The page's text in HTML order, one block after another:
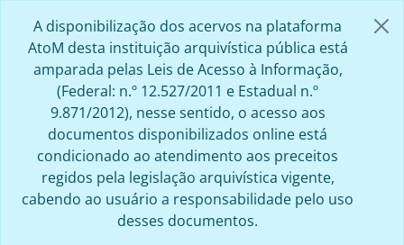
A disponibilização dos acervos na plataforma
AtoM desta instituição arquivística pública está
amparada pelas Leis de Acesso à Informação,
(Federal: n.º 12.527/2011 e Estadual n.º
9.871/2012), nesse sentido, o acesso aos
documentos disponibilizados online está
condicionado ao atendimento aos preceitos
regidos pela legislação arquivística vigente,
cabendo ao usuário a responsabilidade pelo uso
desses documentos.